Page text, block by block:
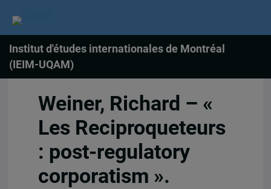
Institut d'études internationales de Montréal
(IEIM-UQAM)
Weiner, Richard – «
Les Reciproqueteurs
: post-regulatory
corporatism ».